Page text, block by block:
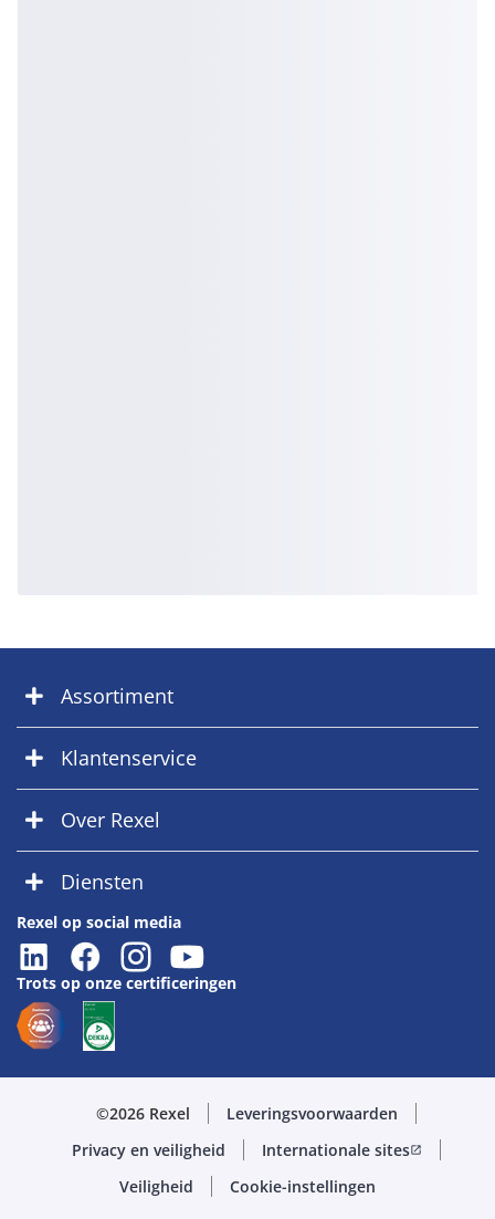
Assortiment
Klantenservice
Over Rexel
Diensten
Rexel op social media
Trots op onze certificeringen
©2026 Rexel
Leveringsvoorwaarden
Privacy en veiligheid
Internationale sitesopen_in_new
Veiligheid Cookie-instellingen